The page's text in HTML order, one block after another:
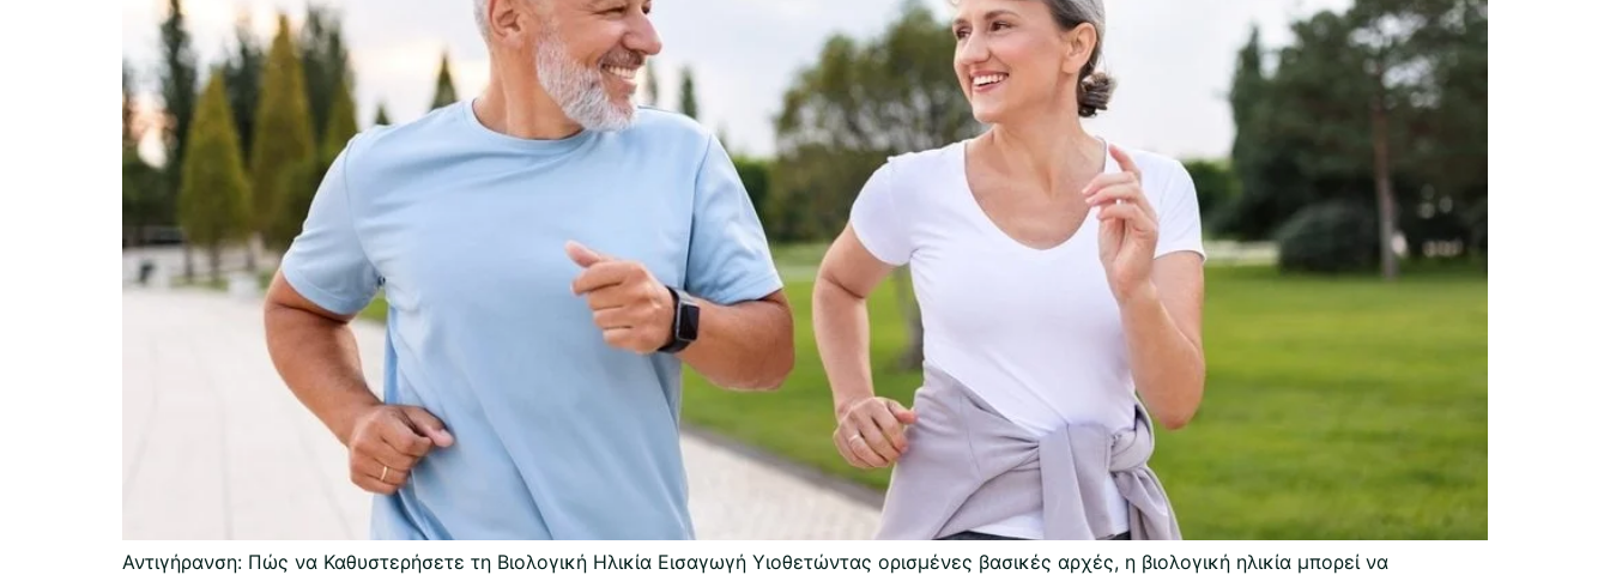
Αντιγήρανση: Πώς να Καθυστερήσετε τη Βιολογική Ηλικία Εισαγωγή Υιοθετώντας ορισμένες βασικές αρχές, η βιολογική ηλικία μπορεί να